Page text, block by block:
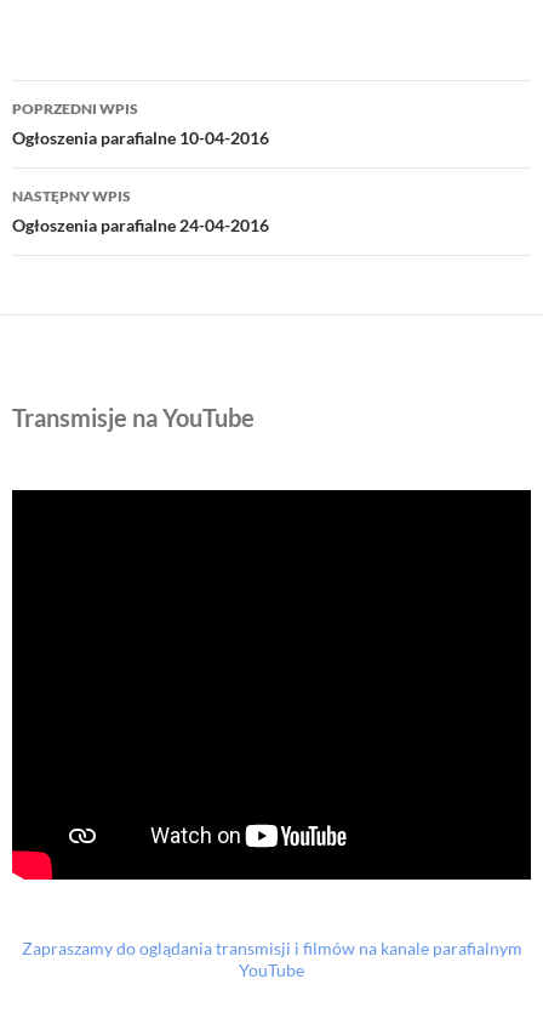
Nawigacja
wpisu
POPRZEDNI WPIS
Ogłoszenia parafialne 10-04-2016
NASTĘPNY WPIS
Ogłoszenia parafialne 24-04-2016
Transmisje na YouTube
Zapraszamy do oglądania transmisji i filmów na kanale parafialnym
YouTube